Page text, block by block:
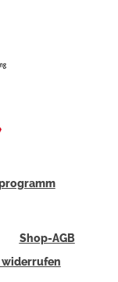
Shop-AGB
widerrufen